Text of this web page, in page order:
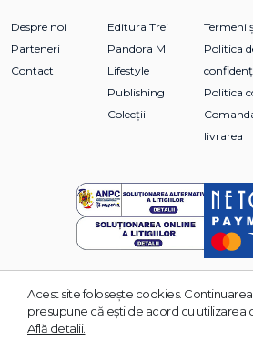
Despre noi
Parteneri
Contact
Editura Trei
Pandora M
Lifestyle
Publishing
Colecții
Termeni
Politica
Politica
livrarea
© 2026 Grupul Editorial TREI. Toate
Acest site foloseşte cookies.
presupune că eşti de acord cu utilizarea
Află detalii.